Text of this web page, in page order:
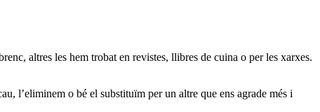
altres les hem trobat en revistes, llibres de cuina o per les xarxes.
l’eliminem o bé el substituïm per un altre que ens agrade més i